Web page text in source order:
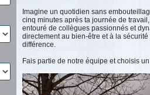
Imagine un quotidien sans
cinq minutes après ta journée de
entouré de collègues passionnés et
directement au bien-être et à la
différence.
Fais partie de notre équipe et choisis